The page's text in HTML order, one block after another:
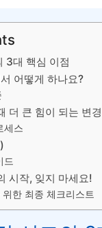
3대 핵심 이점
어떻게 하나요?
더 큰 힘이 되는 변
세스
드
시작, 잊지 마세요!
한 최종 체크리스트